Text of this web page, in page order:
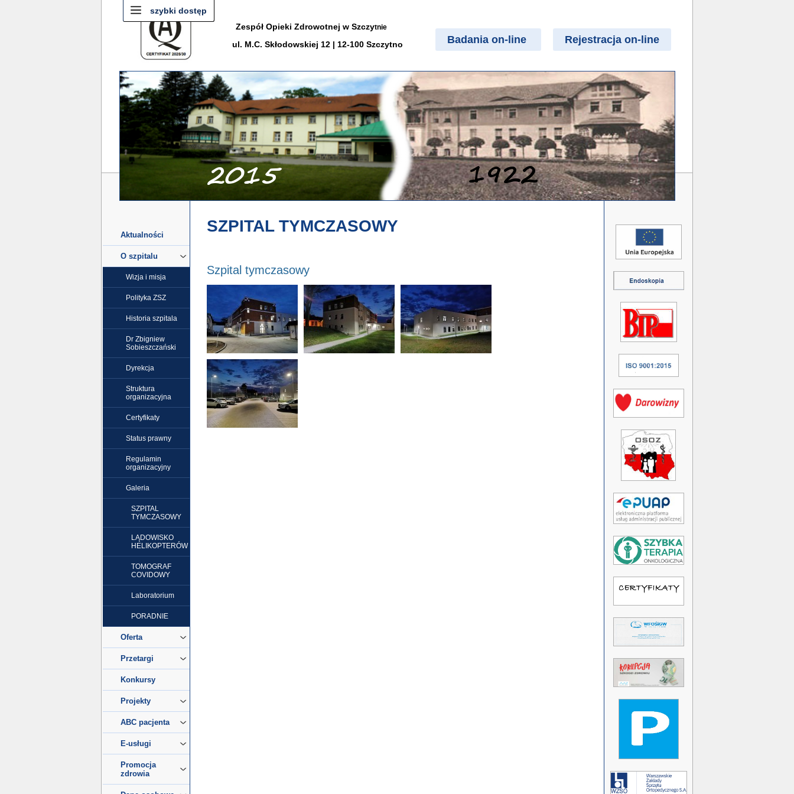
szybki dostęp
Zespół Opieki Zdrowotnej w Szczytnie
ul. M.C. Skłodowskiej 12 | 12-100 Szczytno Badania on-line Rejestracja on-line
Aktualności
O szpitalu
Wizja i misja
Polityka ZSZ
Historia szpitala
Dr Zbigniew
Sobieszczański
Dyrekcja
Struktura
organizacyjna
Certyfikaty
Status prawny
Regulamin
organizacyjny
Galeria
SZPITAL
TYMCZASOWY
LĄDOWISKO
HELIKOPTERÓW
TOMOGRAF
COVIDOWY
Laboratorium
PORADNIE
Oferta
Przetargi
Konkursy
Projekty
ABC pacjenta
E-usługi
Promocja
zdrowia
SZPITAL TYMCZASOWY
Szpital tymczasowy